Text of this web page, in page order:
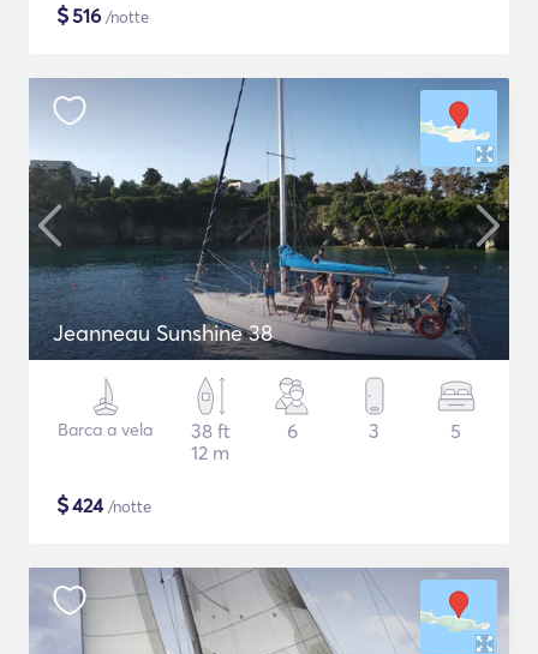
$516 /notte
Jeanneau Sunshine 38
Barca a vela
38 ft
12 m
6 3 5
$424/notte